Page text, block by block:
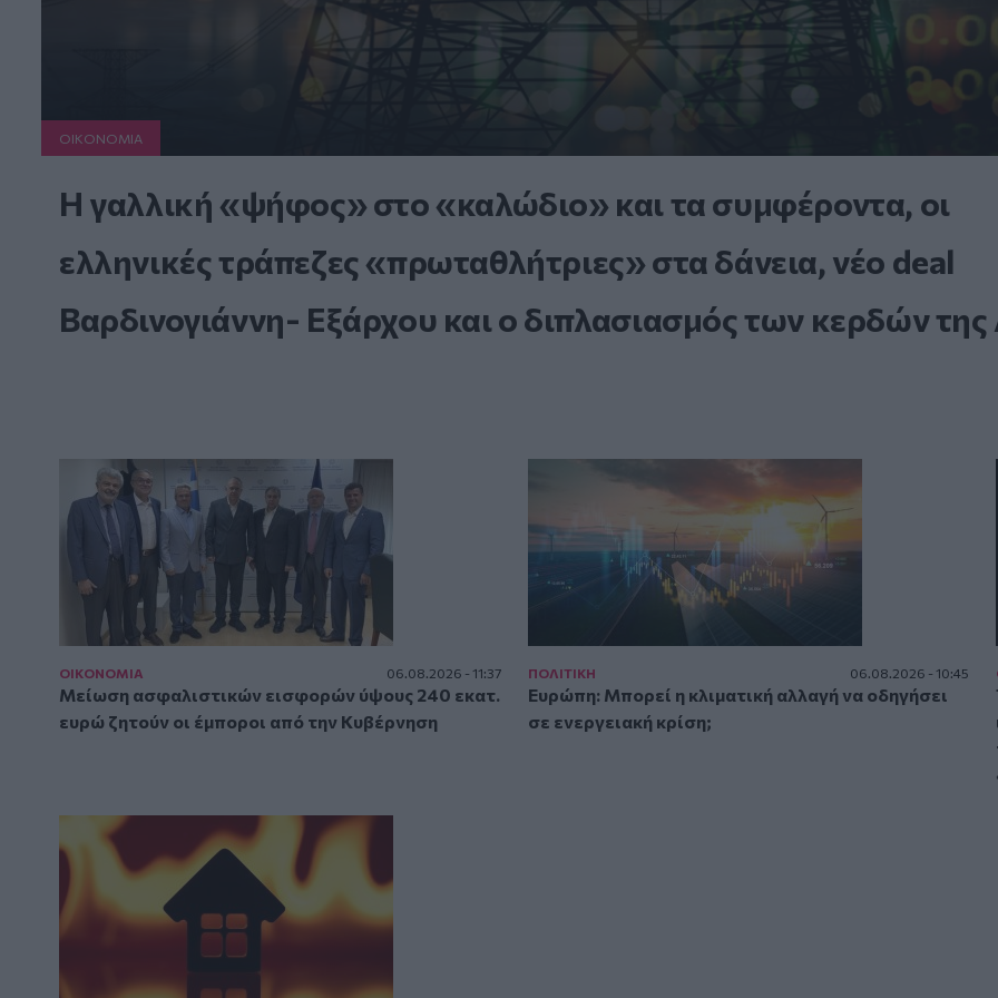
ΟΙΚΟΝΟΜΙΑ
Η γαλλική «ψήφος» στο «καλώδιο» και τα συμφέροντα, οι
ελληνικές τράπεζες «πρωταθλήτριες» στα δάνεια, νέο deal
Βαρδινογιάννη- Εξάρχου και ο διπλασιασμός των κερδών
ΟΙΚΟΝΟΜΙΑ 06.08.2026 - 11:37
Μείωση ασφαλιστικών εισφορών ύψους 240 εκατ.
ευρώ ζητούν οι έμποροι από την Κυβέρνηση
ΠΟΛΙΤΙΚΗ 06.08.2026 - 10:45
Ευρώπη: Μπορεί η κλιματική αλλαγή να οδηγήσει
σε ενεργειακή κρίση;